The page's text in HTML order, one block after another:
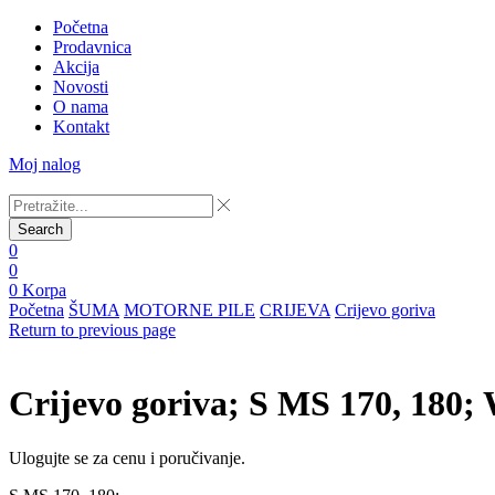
Početna
Prodavnica
Akcija
Novosti
O nama
Kontakt
Moj nalog
Search
0
0
0 Korpa
Početna ŠUMA MOTORNE PILE CRIJEVA Crijevo goriva
Return to previous page
Crijevo goriva; S MS 170, 180;
Ulogujte se za cenu i poručivanje.